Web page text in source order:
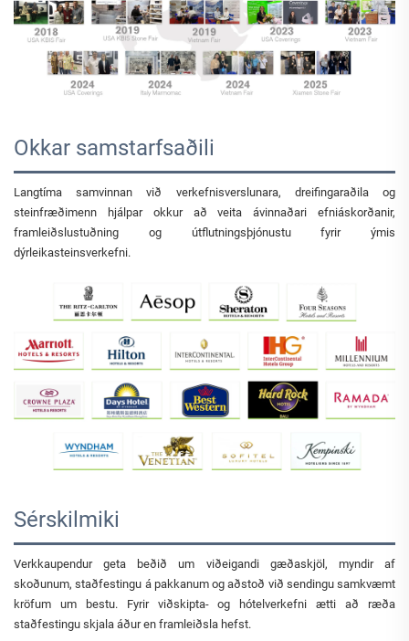
Okkar samstarfsaðili
Langtíma samvinnan við verkefnisverslunara, dreifingaraðila og
steinfræðimenn hjálpar okkur að veita ávinnaðari efniáskorðanir,
framleiðslustuðning og útflutningsþjónustu fyrir ýmis
dýrleikasteinsverkefni.
Sérskilmiki
Verkkaupendur geta beðið um viðeigandi gæðaskjöl, myndir af
skoðunum, staðfestingu á pakkanum og aðstoð við sendingu samkvæmt
kröfum um bestu. Fyrir viðskipta- og hótelverkefni ætti að ræða
staðfestingu skjala áður en framleiðsla hefst.